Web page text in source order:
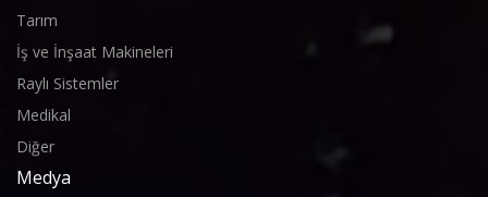
Tarım
İş ve İnşaat Makineleri
Raylı Sistemler
Medikal
Diğer
Medya